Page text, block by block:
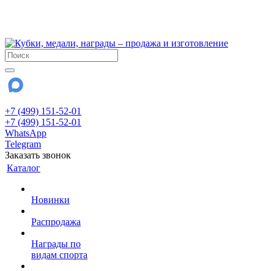
+7 (499) 151-52-01
+7 (499) 151-52-01
WhatsApp
Telegram
Заказать звонок
Каталог
Новинки
Распродажа
Награды по
видам спорта